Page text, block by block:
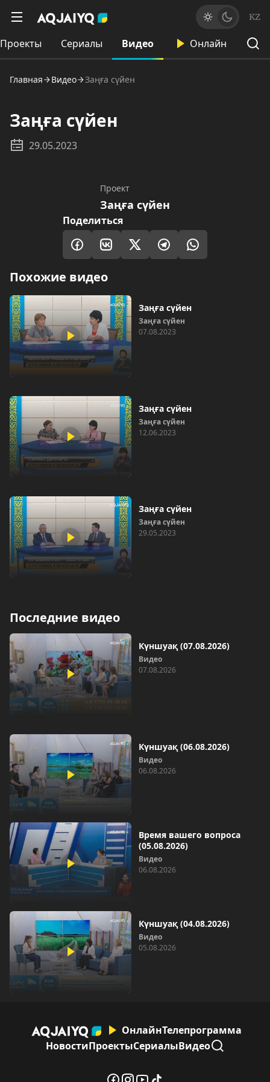
KZ
Проекты Сериалы Видео Онлайн
Главная Видео Заңға сүйен
Заңға сүйен
29.05.2023
Проект
Заңға сүйен
Поделиться
Похожие видео
Заңға сүйен
Заңға сүйен
07.08.2023
Заңға сүйен
Заңға сүйен
12.06.2023
Заңға сүйен
Заңға сүйен
29.05.2023
Последние видео
Күншуақ (07.08.2026)
Видео
07.08.2026
Күншуақ (06.08.2026)
Видео
06.08.2026
Время вашего вопроса
(05.08.2026)
Видео
06.08.2026
Күншуақ (04.08.2026)
Видео
05.08.2026
ОнлайнТелепрограмма
НовостиПроектыСериалыВидео